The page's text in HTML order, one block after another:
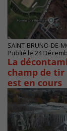
SAINT-BRUNO-DE-
Publié le 24
La
champ de
est en cours